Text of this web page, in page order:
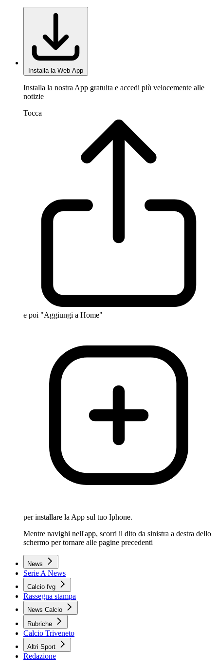
Installa la Web App
Installa la nostra App gratuita e accedi più velocemente alle
notizie
Tocca
e poi "Aggiungi a Home"
per installare la App sul tuo Iphone.
Mentre navighi nell'app, scorri il dito da sinistra a destra dello
schermo per tornare alle pagine precedenti
News
Serie A News
Calcio fvg
Rassegna stampa
News Calcio
Rubriche
Calcio Triveneto
Altri Sport
Redazione